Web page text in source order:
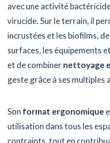
avec une activité
virucide. Sur le terrain, il
incrustées et les biofilms,
surfaces, les équipements
et de combinernettoyage
geste grâce à ses multiples
Son format ergonomique
utilisation dans tous les
contraints, tout en